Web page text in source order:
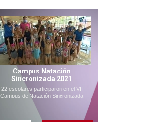
Campus Natación
Sincronizada 2021
22 escolares participaron en el VII
Campus de Natación Sincronizada